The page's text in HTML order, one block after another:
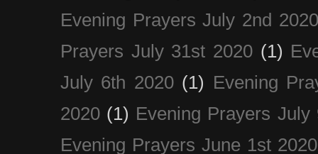
Evening Prayers July 2nd 2020
Prayers July 31st 2020 (1)
July 6th 2020 (1) Evening
2020 (1) Evening Prayers July
Evening Prayers June 1st 2020